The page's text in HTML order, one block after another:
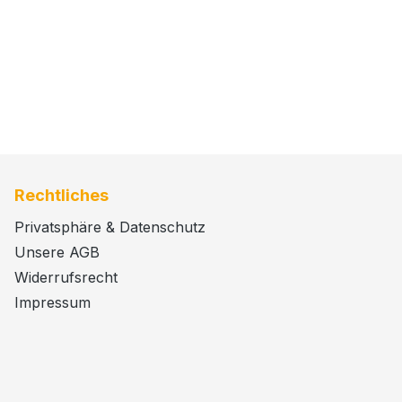
Rechtliches
Privatsphäre & Datenschutz
Unsere AGB
Widerrufsrecht
Impressum